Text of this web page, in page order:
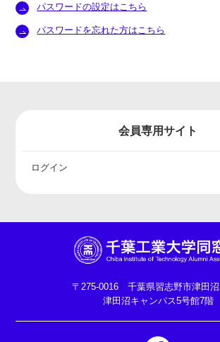
パスワードの設定はこちら
パスワードを忘れた方はこちら
会員専用サイト
ログイン
〒275-0016 千葉県習志野市津田沼
津田沼キャンパス5号館7階